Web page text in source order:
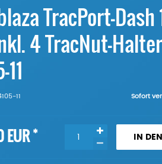
TracPort-Dash
4 TracNut-
11 Sofort
EUR* IN